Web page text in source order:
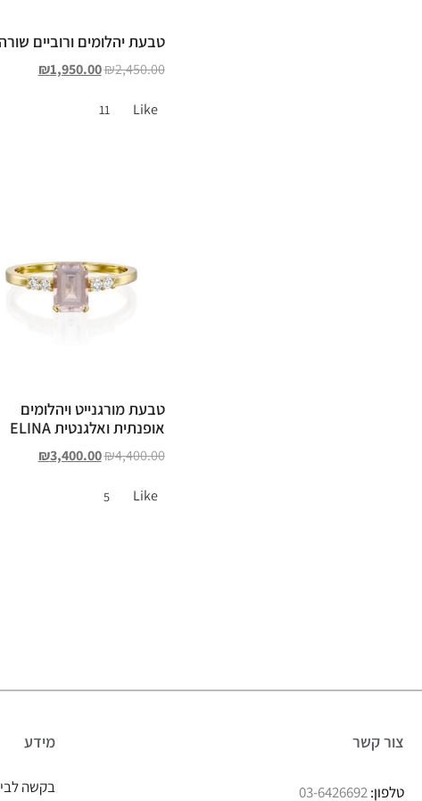
טבעת יהלומים ורוביים שורה
₪2,450.00
₪1,950.00
Like
11
טבעת מורגנייט ויהלומים
אופנתית ואלגנטית ELINA
₪4,400.00
₪3,400.00
Like
5
צור קשר
טלפון:03-6426692
מידע
בקשה